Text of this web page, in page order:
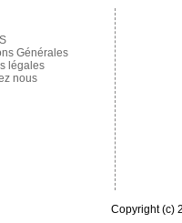
Générales
légales
nous
Copyright (c)